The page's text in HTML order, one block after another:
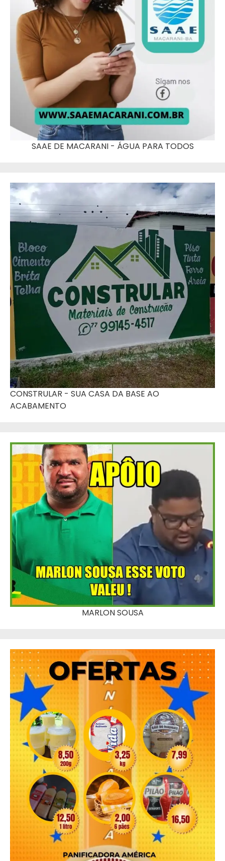
SAAE DE MACARANI - ÁGUA PARA TODOS
CONSTRULAR - SUA CASA DA BASE AO
ACABAMENTO
MARLON SOUSA